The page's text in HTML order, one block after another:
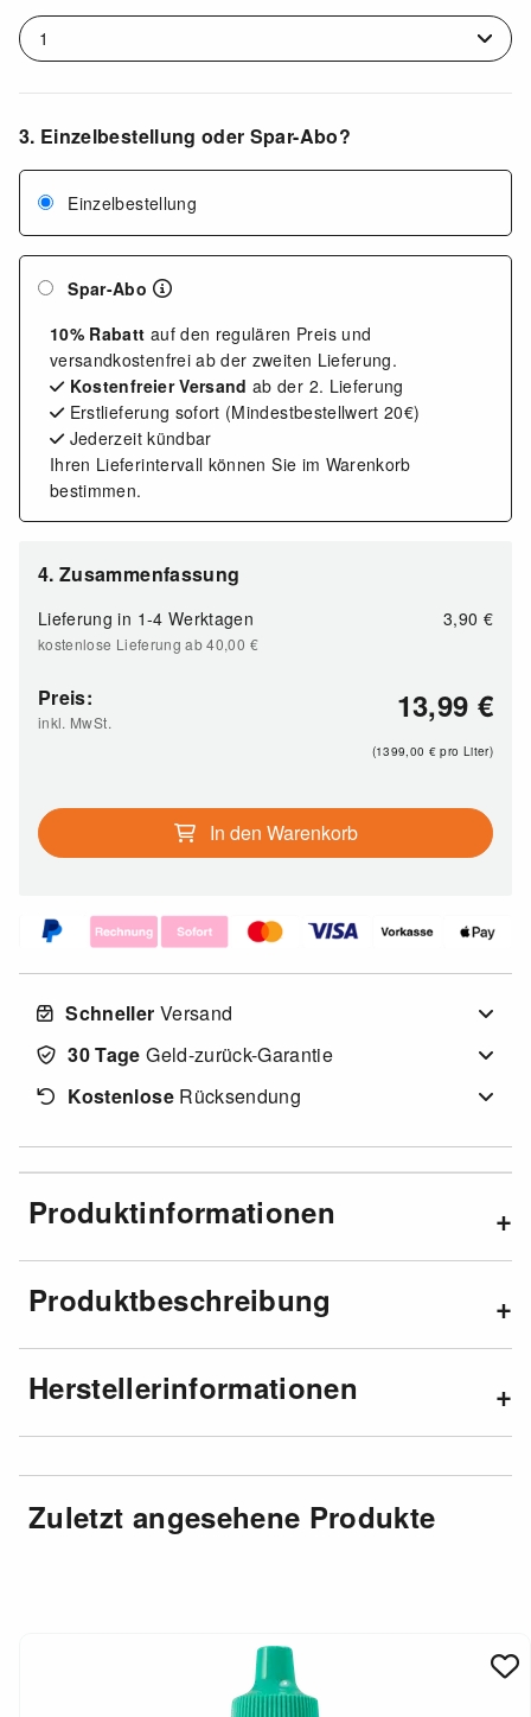
3. Einzelbestellung oder Spar-Abo?
Einzelbestellung
Spar-Abo
10% Rabatt auf den regulären Preis und
versandkostenfrei ab der zweiten Lieferung.
Kostenfreier Versand ab der 2. Lieferung
Erstlieferung sofort (Mindestbestellwert 20€)
Jederzeit kündbar
Ihren Lieferintervall können Sie im Warenkorb
bestimmen.
4. Zusammenfassung
Lieferung in 1-4 Werktagen 3,90 €
kostenlose Lieferung ab 40,00 €
Preis:
inkl. MwSt. 13,99 €
(1399,00 € pro Liter)
In den Warenkorb
Schneller Versand
30 Tage Geld-zurück-Garantie
KostenloseRücksendung
Produktinformationen
Produktbeschreibung
Herstellerinformationen
Zuletzt angesehene Produkte